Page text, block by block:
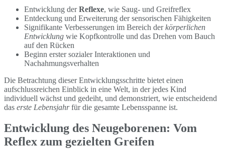
Entwicklung derReflexe, wie Saug- und Greifreflex
Entdeckung und Erweiterung der sensorischen Fähigkeiten
Signifikante Verbesserungen im Bereich derkörperlichen
Entwicklung wie Kopfkontrolle und das Drehen vom Bauch
auf den Rücken
Beginn erster sozialer Interaktionen und
Nachahmungsverhalten
Die Betrachtung dieser Entwicklungsschritte bietet einen
aufschlussreichen Einblick in eine Welt, in der jedes Kind
individuell wächst und gedeiht, und demonstriert, wie entscheidend
das erste Lebensjahrfür die gesamte Lebensspanne ist.
Entwicklung des Neugeborenen: Vom
Reflex zum gezielten Greifen